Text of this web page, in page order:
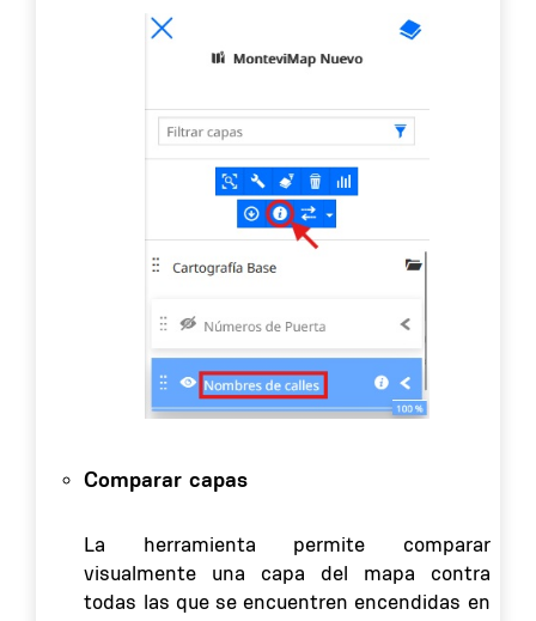
Comparar capas
La herramienta permite comparar
visualmente una capa del mapa contra
todas las que se encuentren encendidas en